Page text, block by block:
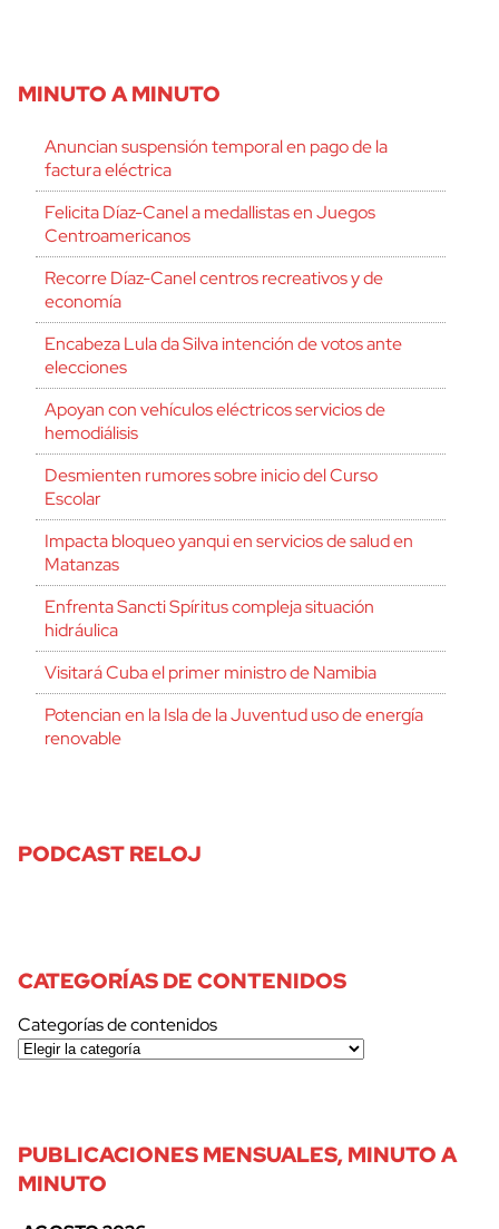
MINUTO A MINUTO
Anuncian suspensión temporal en pago de la
factura eléctrica
Felicita Díaz-Canel a medallistas en Juegos
Centroamericanos
Recorre Díaz-Canel centros recreativos y de
economía
Encabeza Lula da Silva intención de votos ante
elecciones
Apoyan con vehículos eléctricos servicios de
hemodiálisis
Desmienten rumores sobre inicio del Curso
Escolar
Impacta bloqueo yanqui en servicios de salud en
Matanzas
Enfrenta Sancti Spíritus compleja situación
hidráulica
Visitará Cuba el primer ministro de Namibia
Potencian en la Isla de la Juventud uso de energía
renovable
PODCAST RELOJ
CATEGORÍAS DE CONTENIDOS
Categorías de contenidos
PUBLICACIONES MENSUALES, MINUTO A
MINUTO